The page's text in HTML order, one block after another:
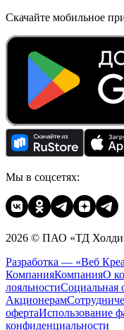
Скачайте мобильное
Мы в соцсетях:
2026 © ПАО «ТД
Разработка — «Веб
КомпанияКомпанияО
лояльностиСоциальная
Акционерам
офертаИспользование
конфиденциальности